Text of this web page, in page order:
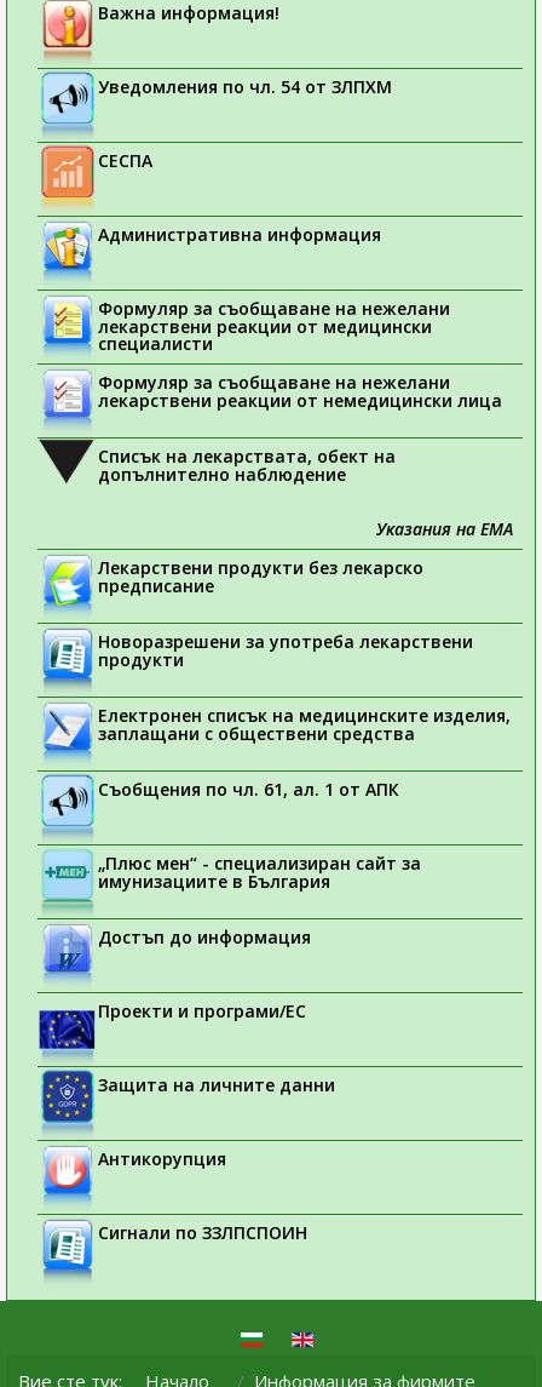
Важна информация!
Уведомления по чл. 54 от ЗЛПХМ
СЕСПА
Административна информация
Формуляр за съобщаване на нежелани
лекарствени реакции от медицински
специалисти
Формуляр за съобщаване на нежелани
лекарствени реакции от немедицински лица
Списък на лекарствата, обект на
допълнително наблюдение
Указания на ЕМА
Лекарствени продукти без лекарско
предписание
Новоразрешени за употреба лекарствени
продукти
Електронен списък на медицинските изделия,
заплащани с обществени средства
Съобщения по чл. 61, ал. 1 от АПК
„Плюс мен“ - специализиран сайт за
имунизациите в България
Достъп до информация
Проекти и програми/ЕС
Защита на личните данни
Антикорупция
Сигнали по ЗЗЛПСПОИН
Вие сте тук: Начало Информация за фирмите